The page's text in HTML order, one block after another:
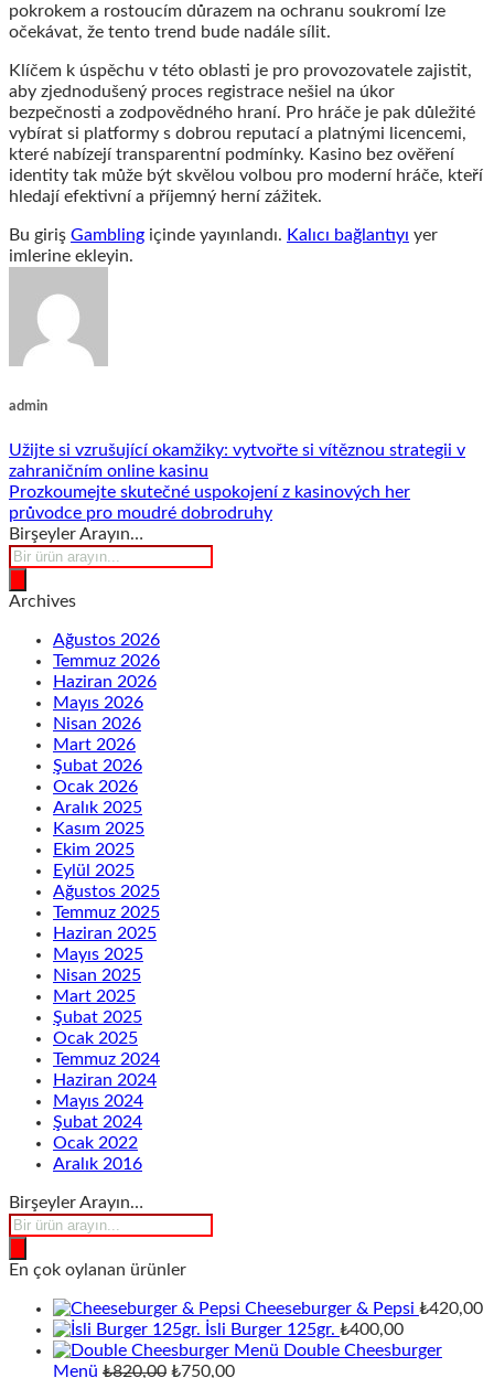
pokrokem a rostoucím důrazem na ochranu soukromí lze
očekávat, že tento trend bude nadále sílit.
Klíčem k úspěchu v této oblasti je pro provozovatele zajistit,
aby zjednodušený proces registrace nešiel na úkor
bezpečnosti a zodpovědného hraní. Pro hráče je pak důležité
vybírat si platformy s dobrou reputací a platnými licencemi,
které nabízejí transparentní podmínky. Kasino bez ověření
identity tak může být skvělou volbou pro moderní hráče, kteří
hledají efektivní a příjemný herní zážitek.
Bu giriş Gambling içinde yayınlandı. Kalıcı bağlantıyı yer
imlerine ekleyin.
admin
Užijte si vzrušující okamžiky: vytvořte si vítěznou strategii v
zahraničním online kasinu
Prozkoumejte skutečné uspokojení z kasinových her
průvodce pro moudré dobrodruhy
Birşeyler Arayın…
Products
search
Archives
Ağustos 2026
Temmuz 2026
Haziran 2026
Mayıs 2026
Nisan 2026
Mart 2026
Şubat 2026
Ocak 2026
Aralık 2025
Kasım 2025
Ekim 2025
Eylül 2025
Ağustos 2025
Temmuz 2025
Haziran 2025
Mayıs 2025
Nisan 2025
Mart 2025
Şubat 2025
Ocak 2025
Temmuz 2024
Haziran 2024
Mayıs 2024
Şubat 2024
Ocak 2022
Aralık 2016
Birşeyler Arayın…
Products
search
En çok oylanan ürünler
Cheeseburger & Pepsi ₺420,00
İsli Burger 125gr. ₺400,00
Double Cheesburger
Menü ₺820,00 Orijinal
₺750,00Şu